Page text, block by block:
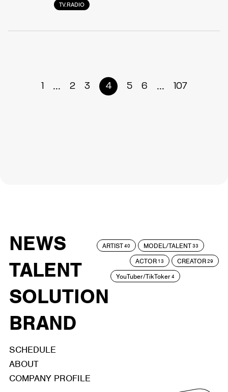
TV.RADIO
1 ... 2 3 4 5 6 ... 107
NEWS
TALENT
SOLUTION
BRAND
ARTIST40 MODEL/TALENT33
ACTOR 13 CREATOR29
YouTuber/TikToker4
SCHEDULE
ABOUT
COMPANY PROFILE